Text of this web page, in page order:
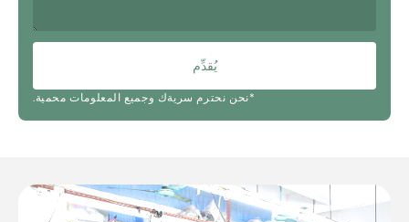
يُقدِّم
*نحن نحترم سريةك وجميع المعلومات محمية.